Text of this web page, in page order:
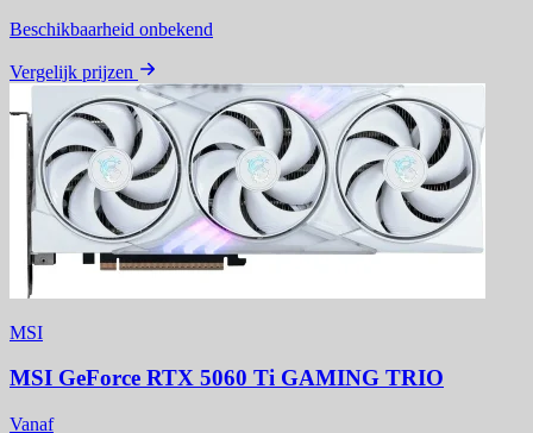
Beschikbaarheid onbekend
Vergelijk prijzen
MSI
MSI GeForce RTX 5060 Ti GAMING TRIO
Vanaf